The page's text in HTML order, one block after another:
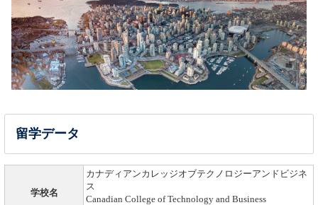
留学データ
学校名
カナディアンカレッジオブテクノロジーアンドビジネ
ス
Canadian College of Technology and Business